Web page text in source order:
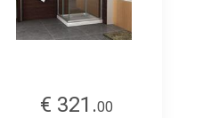
€ 321.00